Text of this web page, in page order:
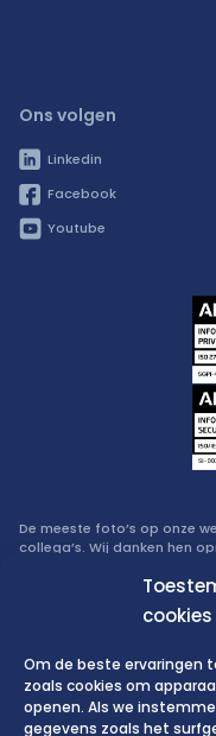
Om de beste ervaringen
zoals cookies om
openen. Als we
gegevens zoals het
Ons volgen
Linkedin
Facebook
Youtube
De meeste foto’s op onze
collega’s. Wij danken hen
Beleid inzake